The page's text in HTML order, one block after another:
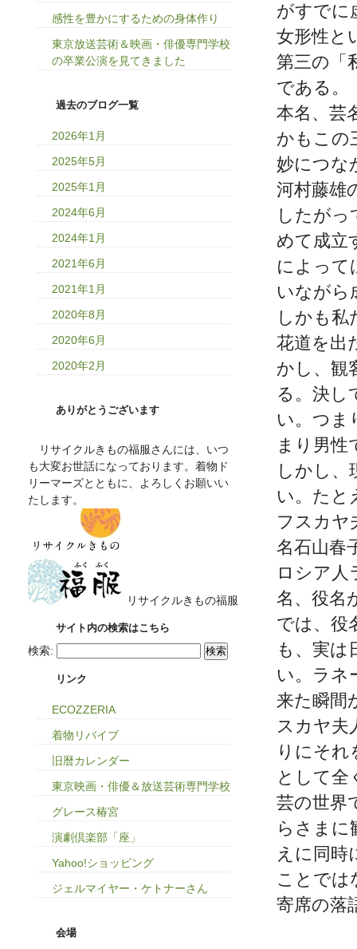
がすでに
女形性と
第三の「
である。
本名、芸
かもこの
妙につな
河村藤雄
したがっ
めて成立
によって
いながら
しかも私
花道を出
かし、観
る。決し
い。つま
まり男性
しかし、
い。たと
フスカヤ
名石山春
ロシア人
名、役名
では、役
も、実は
い。ラネ
来た瞬間
スカヤ夫
りにそれ
として全
芸の世界
らさまに
えに同時
ことでは
寄席の落
感性を豊かにするための身体作り
東京放送芸術＆映画・俳優専門学校
の卒業公演を見てきました
過去のブログ一覧
2026年1月
2025年5月
2025年1月
2024年6月
2024年1月
2021年6月
2021年1月
2020年8月
2020年6月
2020年2月
ありがとうございます
リサイクルきもの福服さんには、いつ
も大変お世話になっております。着物ド
リーマーズとともに、よろしくお願いい
たします。
リサイクルきもの福服
サイト内の検索はこちら
検索:
リンク
ECOZZERIA
着物リバイブ
旧暦カレンダー
東京映画・俳優＆放送芸術専門学校
グレース椿宮
演劇倶楽部「座」
Yahoo!ショッピング
ジェルマイヤー・ケトナーさん
会場